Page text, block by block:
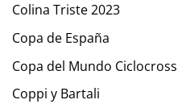
Colina Triste 2023
Copa de España
Copa del Mundo Ciclocross
Coppi y Bartali